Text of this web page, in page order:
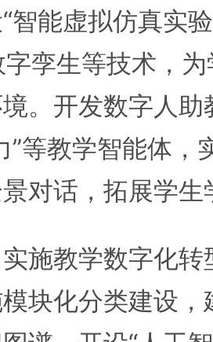
智能虚拟仿真实
字孪生等技术，
。开发数字人
”等教学智能体
对话，拓展学生
教学数字化转
块化分类建设